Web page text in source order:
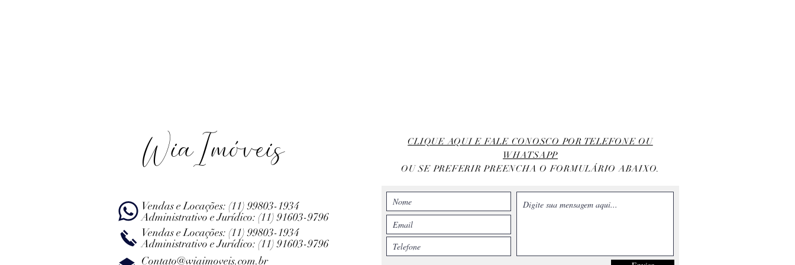
WiaImóveis
Vendas e Locações: (11) 99803-1934
Administrativo e Jurídico: (11)91603-9796
Vendas e Locações: (11) 99803-1934
Administrativo e Jurídico: (11)91603-9796
Contato@wiaimoveis.com.br
CLIQUE AQUI E FALE CONOSCO POR TELEFONE OU
WHATSAPP
OU SE PREFERIR PREENCHA O FORMULÁRIO ABAIXO.